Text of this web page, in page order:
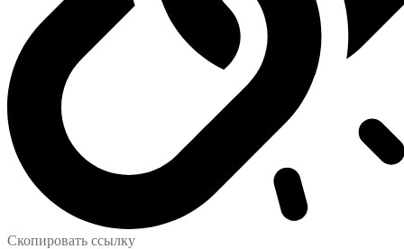
Скопировать ссылку